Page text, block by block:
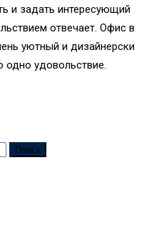
и задать интересующий
отвечает. Офис в
уютный и дизайнерски
одно удовольствие.